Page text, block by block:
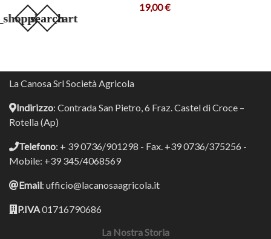
search
19,00 €
La Canosa Srl Società Agricola
Indirizzo: Contrada San Pietro, 6 Fraz. Castel di Croce –
Rotella (Ap)
Telefono: + 39 0736/901298 - Fax. +39 0736/375256 -
Mobile: +39 345/4068569
Email: ufficio@lacanosaagricola.it
P.IVA01716790686
La Nostra Storia